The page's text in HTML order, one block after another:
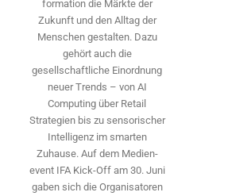
formation die Märkte der
Zukunft und den Alltag der
Menschen gestalten. Dazu
gehört auch die
gesellschaftliche Einordnung
neuer Trends – von AI
Computing über Retail
Strategien bis zu sensorischer
Intelligenz im smarten
Zuhause. Auf dem Medien­
event IFA Kick-Off am 30. Juni
gaben sich die Organisatoren